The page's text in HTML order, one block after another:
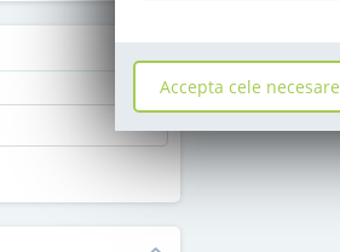
Accepta cele necesare